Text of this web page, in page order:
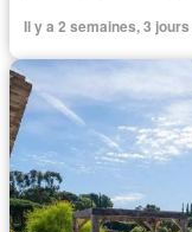
Il y a 2 semaines, 3